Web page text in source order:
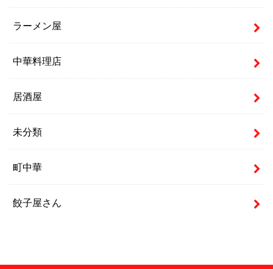
ラーメン屋
中華料理店
居酒屋
未分類
町中華
餃子屋さん